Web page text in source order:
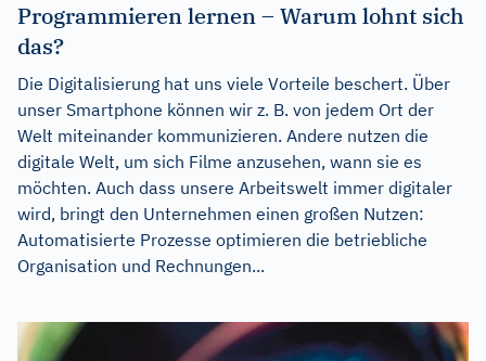
Programmieren lernen – Warum lohnt sich
das?
Die Digitalisierung hat uns viele Vorteile beschert. Über
unser Smartphone können wir z. B. von jedem Ort der
Welt miteinander kommunizieren. Andere nutzen die
digitale Welt, um sich Filme anzusehen, wann sie es
möchten. Auch dass unsere Arbeitswelt immer digitaler
wird, bringt den Unternehmen einen großen Nutzen:
Automatisierte Prozesse optimieren die betriebliche
Organisation und Rechnungen...